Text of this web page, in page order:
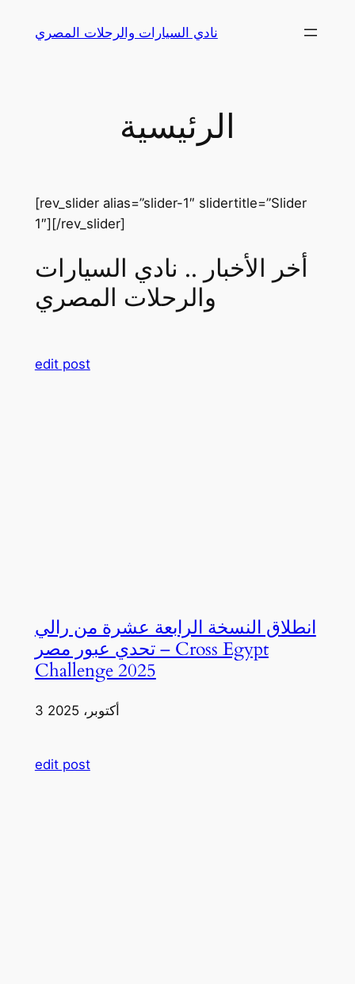
نادي السيارات والرحلات المصري
الرئيسية
[rev_slider alias=”slider-1″ slidertitle=”Slider
1″][/rev_slider]
أخر الأخبار .. نادي السيارات
والرحلات المصري
edit post
انطلاق النسخة الرابعة عشرة من رالي
تحدي عبور مصر – Cross Egypt
Challenge 2025
3 أكتوبر، 2025
edit post